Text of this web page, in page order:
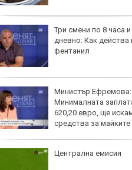
Три смени по 8 часа
дневно: Как действа
фентанил
Министър Ефремова:
Минималната
620,20 евро, ще
средства за майките
Централна емисия